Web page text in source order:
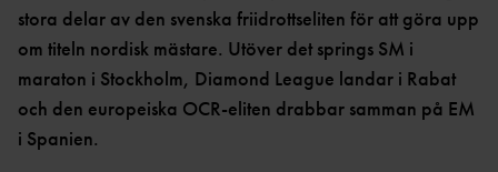
NYHETER SAMARBETEN &
SUPPORTRAR
PARAFRIIDRO
TT
GRENPROGRAM &
POÄNGTABELLER
TÄVLINGSTILLSTÅND &
INTYG
KASTSÄKERH
INTERNATIONELLA
MÄSTERSKAP
DIAMOND
LEAGUE
UTMÄRKELSER OCH
stora delar av den svenska friidrottseliten för att göra upp
om titeln nordisk mästare. Utöver det springs SM i
maraton i Stockholm, Diamond League landar i Rabat
och den europeiska OCR-eliten drabbar samman på EM
i Spanien.